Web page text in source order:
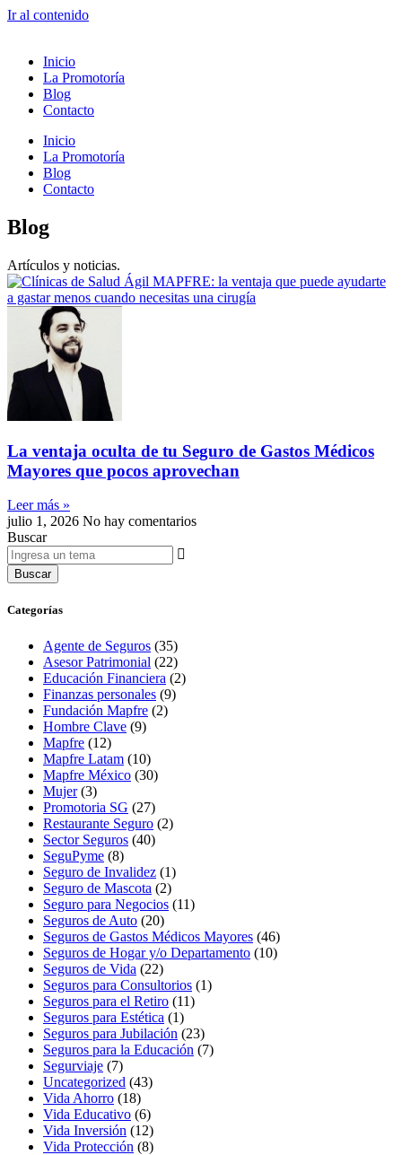
Ir al contenido
Inicio
La Promotoría
Blog
Contacto
Inicio
La Promotoría
Blog
Contacto
Blog
Artículos y noticias.
La ventaja oculta de tu Seguro de Gastos Médicos
Mayores que pocos aprovechan
Leer más »
julio 1, 2026 No hay comentarios
Buscar
Buscar
Categorías
Agente de Seguros (35)
Asesor Patrimonial (22)
Educación Financiera (2)
Finanzas personales (9)
Fundación Mapfre (2)
Hombre Clave (9)
Mapfre (12)
Mapfre Latam (10)
Mapfre México (30)
Mujer(3)
Promotoria SG (27)
Restaurante Seguro (2)
Sector Seguros (40)
SeguPyme (8)
Seguro de Invalidez (1)
Seguro de Mascota (2)
Seguro para Negocios (11)
Seguros de Auto (20)
Seguros de Gastos Médicos Mayores (46)
Seguros de Hogar y/o Departamento (10)
Seguros de Vida (22)
Seguros para Consultorios (1)
Seguros para el Retiro (11)
Seguros para Estética (1)
Seguros para Jubilación (23)
Seguros para la Educación (7)
Segurviaje (7)
Uncategorized (43)
Vida Ahorro (18)
Vida Educativo (6)
Vida Inversión (12)
Vida Protección (8)